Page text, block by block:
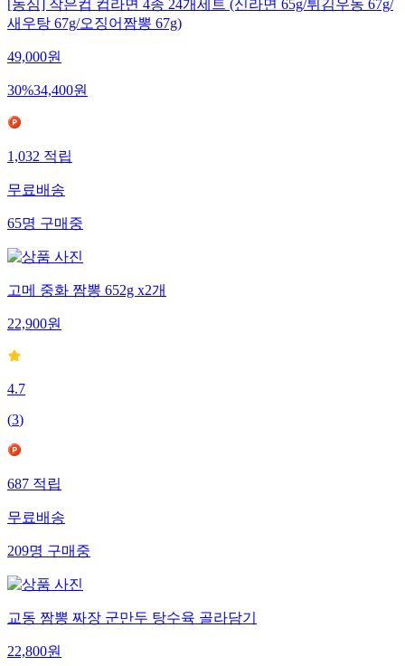
[농심] 작은컵 컵라면 4종 24개세트 (신라면 65g/튀김우동 67g/
새우탕 67g/오징어짬뽕 67g)
49,000원
30%34,400원
1,032적립
무료배송
65명구매중
고메 중화 짬뽕 652g x2개
22,900원
4.7
(3)
687적립
무료배송
209명구매중
교동 짬뽕 짜장 군만두 탕수육 골라담기
22,800원